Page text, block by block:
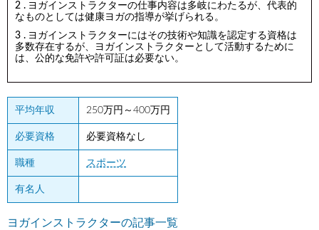
ヨガインストラクターの仕事内容は多岐にわたるが、代表的
なものとしては健康ヨガの指導が挙げられる。
ヨガインストラクターにはその技術や知識を認定する資格は
多数存在するが、ヨガインストラクターとして活動するために
は、公的な免許や許可証は必要ない。
平均年収 250万円～400万円
必要資格 必要資格なし
職種 スポーツ
有名人
ヨガインストラクターの記事一覧